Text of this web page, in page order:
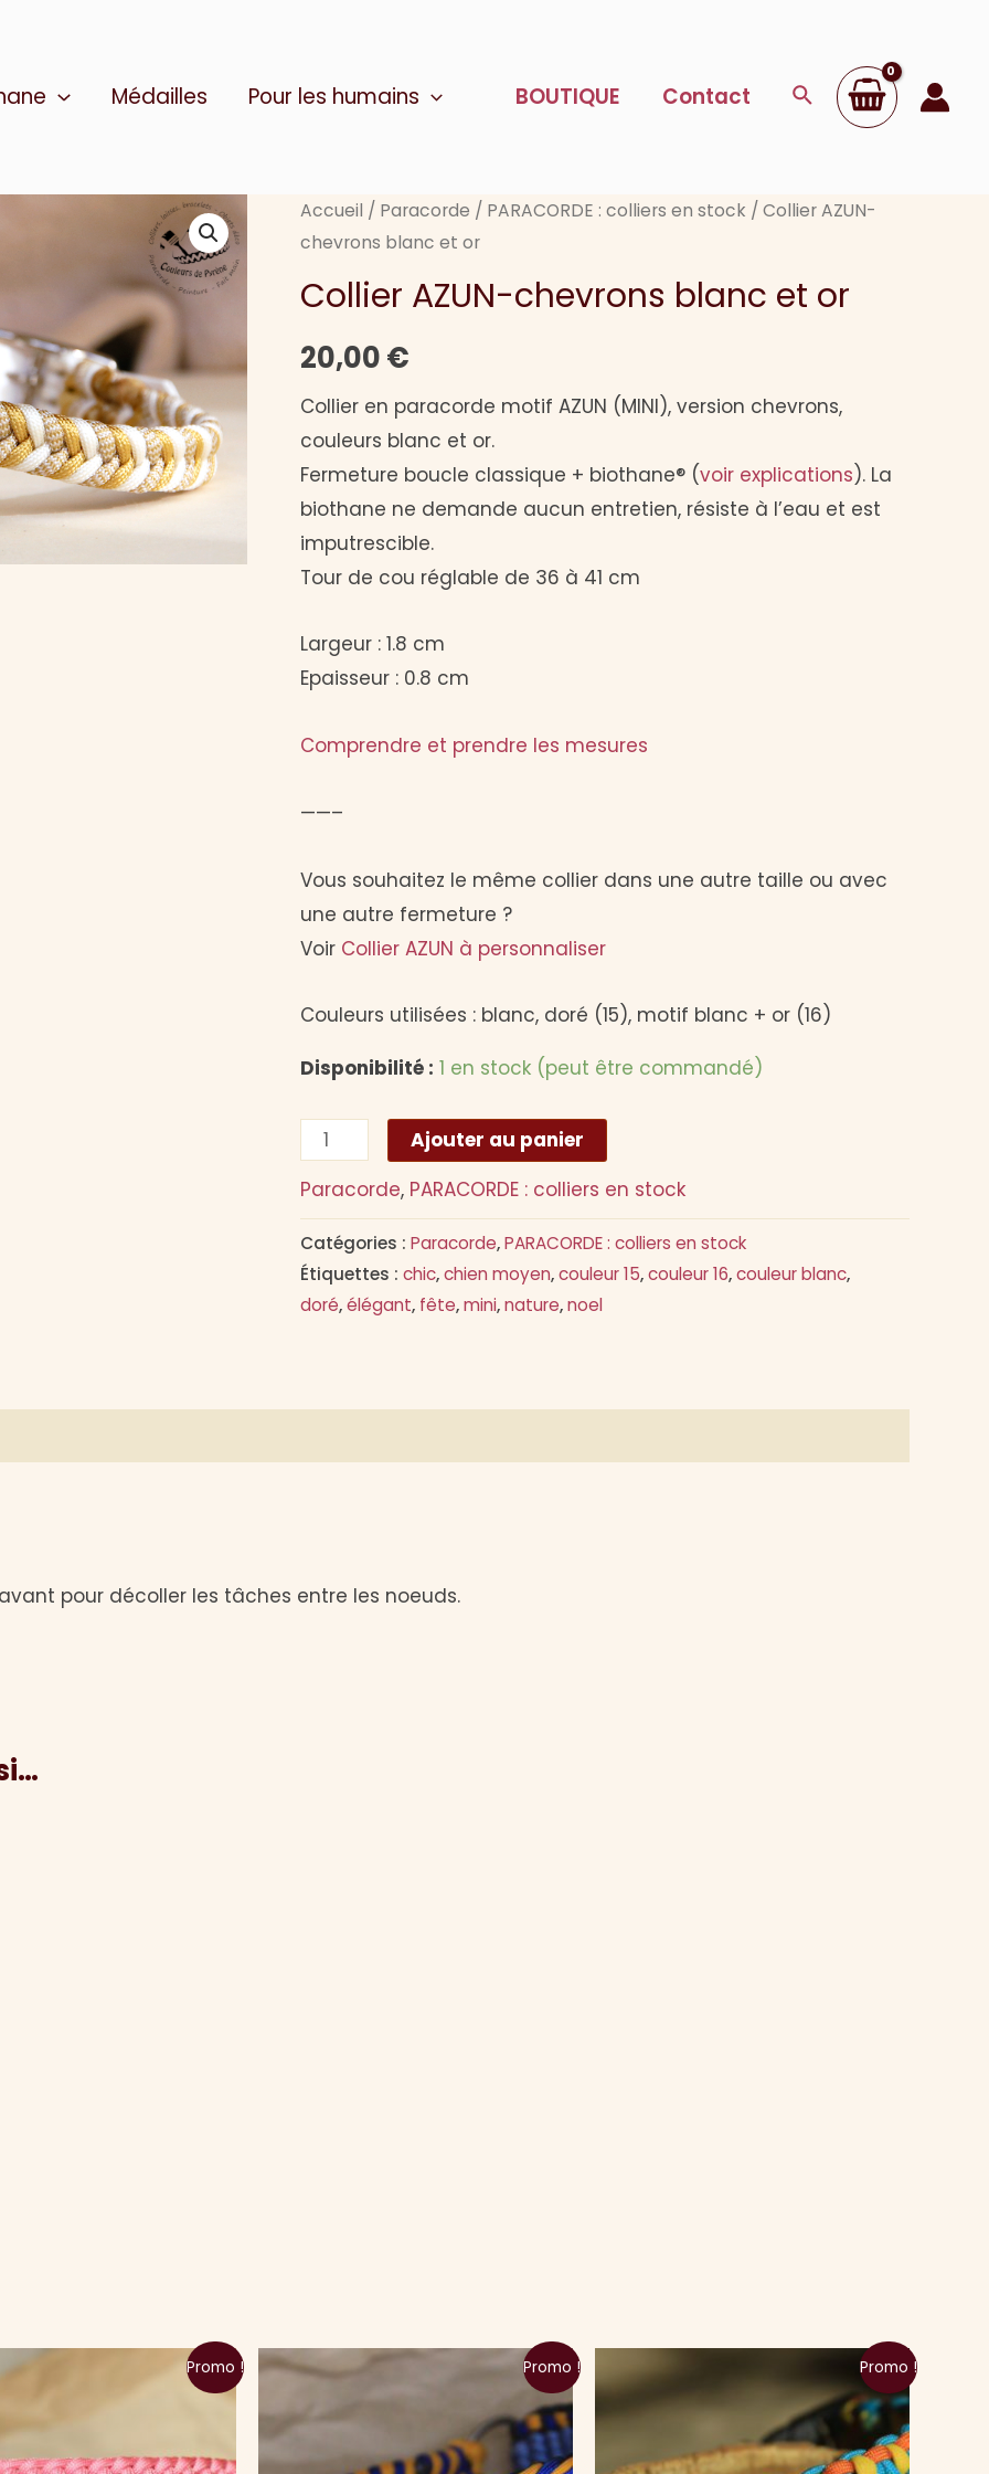
Médailles Pour les humains BOUTIQUE Contact Rechercher
Accueil / Paracorde / PARACORDE : colliers en stock / Collier AZUN-
chevrons blanc et or
Collier AZUN-chevrons blanc et or
20,00€
Collier en paracorde motif AZUN (MINI), version chevrons,
couleurs blanc et or.
Fermeture boucle classique + biothane® (voir explications). La
biothane ne demande aucun entretien, résiste à l’eau et est
imputrescible.
Tour de cou réglable de 36 à 41 cm
Largeur : 1.8 cm
Epaisseur : 0.8 cm
Comprendre et prendre les mesures
——–
Vous souhaitez le même collier dans une autre taille ou avec
une autre fermeture ?
Voir Collier AZUN à personnaliser
Couleurs utilisées : blanc, doré (15), motif blanc + or (16)
Disponibilité : 1 en stock (peut être commandé)
quantité
de
Collier
AZUN-
chevrons
blanc
Ajouter au panier
Paracorde, PARACORDE : colliers en stock
Catégories : Paracorde,PARACORDE : colliers en stock
Étiquettes : chic,chien moyen,couleur 15,couleur 16,couleur blanc,
doré,élégant, fête,mini,nature,noel
pour décoller les tâches entre les noeuds.
Promo ! Promo ! Promo !
chevrons